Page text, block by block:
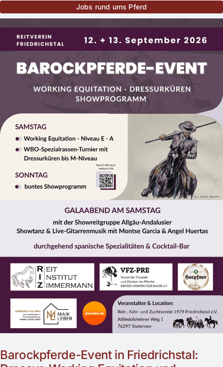
Jobs rund ums Pferd
Barockpferde-Event in Friedrichstal: